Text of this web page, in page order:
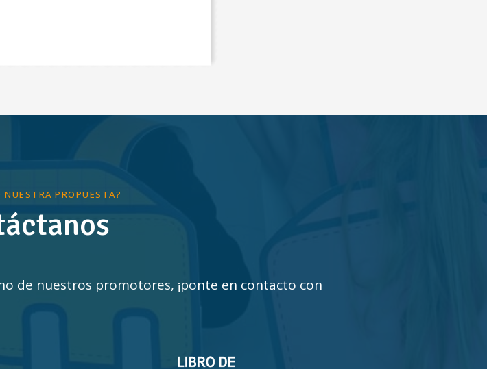
NUESTRA PROPUESTA?
de nuestros promotores, ¡ponte en contacto con